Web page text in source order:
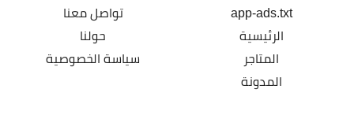
app-ads.txt
الرئيسية
المتاجر
المدونة
تواصل معنا
حولنا
سياسة الخصوصية